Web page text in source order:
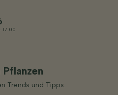
17:00
Trends und Tipps.